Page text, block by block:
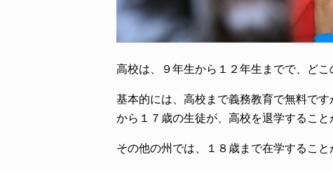
高校は、９年生から１２年生までで、どこ
基本的には、高校まで義務教育で無料で
から１７歳の生徒が、高校を退学すること
その他の州では、１８歳まで在学すること